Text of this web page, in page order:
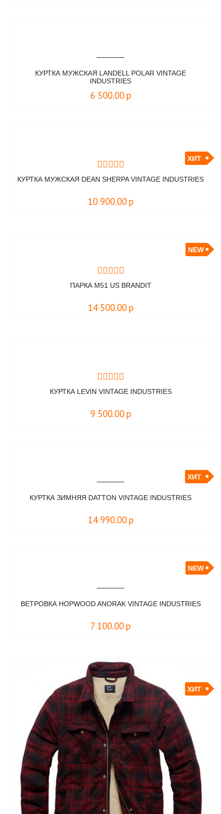
КУРТКА МУЖСКАЯ LANDELL POLAR VINTAGE
INDUSTRIES
6 500.00 р
ХИТ
КУРТКА МУЖСКАЯ DEAN SHERPA VINTAGE INDUSTRIES
10 900.00 р
NEW
ПАРКА M51 US BRANDIT
14 500.00 р
КУРТКА LEVIN VINTAGE INDUSTRIES
9 500.00 р
ХИТ
КУРТКА ЗИМНЯЯ DATTON VINTAGE INDUSTRIES
14 990.00 р
NEW
ВЕТРОВКА HOPWOOD ANORAK VINTAGE INDUSTRIES
7 100.00 р
ХИТ